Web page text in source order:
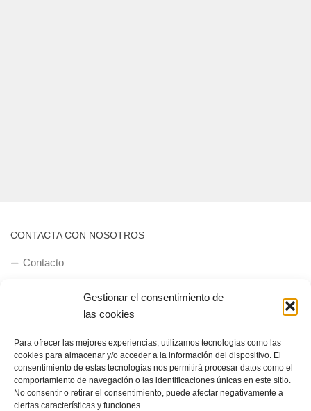
Gestionar el consentimiento de
las cookies
Para ofrecer las mejores experiencias, utilizamos tecnologías como las
cookies para almacenar y/o acceder a la información del dispositivo. El
consentimiento de estas tecnologías nos permitirá procesar datos como el
comportamiento de navegación o las identificaciones únicas en este sitio.
No consentir o retirar el consentimiento, puede afectar negativamente a
ciertas características y funciones.
CONTACTA CON NOSOTROS
Contacto
QUIENES SOMOS
Quienes somos
POLÍTICA DE PRIVACIDAD